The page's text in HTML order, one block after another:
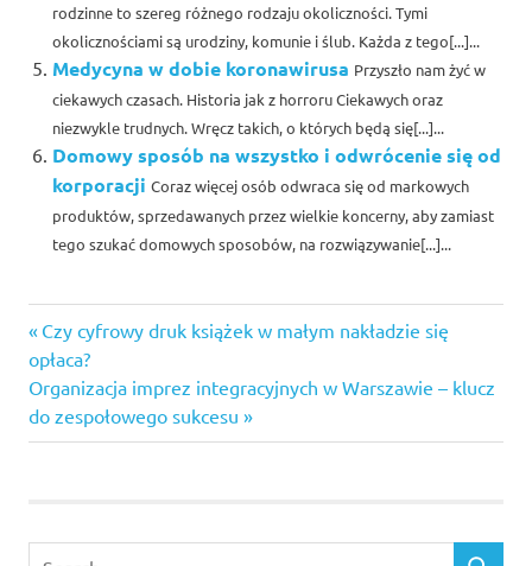
rodzinne to szereg różnego rodzaju okoliczności. Tymi
okolicznościami są urodziny, komunie i ślub. Każda z tego[...]...
Medycyna w dobie koronawirusa Przyszło nam żyć w
ciekawych czasach. Historia jak z horroru Ciekawych oraz
niezwykle trudnych. Wręcz takich, o których będą się[...]...
Domowy sposób na wszystko i odwrócenie się od
korporacji Coraz więcej osób odwraca się od markowych
produktów, sprzedawanych przez wielkie koncerny, aby zamiast
tego szukać domowych sposobów, na rozwiązywanie[...]...
Nawigacja
wpisu
Previous
Post:
Czy cyfrowy druk książek w małym nakładzie się
opłaca?
Next
Post:
Organizacja imprez integracyjnych w Warszawie – klucz
do zespołowego sukcesu